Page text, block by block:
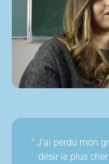
" J’ai perdu mon
désir le plus